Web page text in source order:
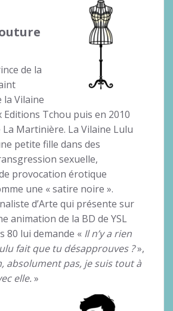
de la
Vilaine
Tchou puis en 2010
La Martinière. La Vilaine Lulu
petite fille dans des
sexuelle,
provocation érotique
une « satire noire ».
d’Arte qui présente sur
animation de la BD de YSL
80 lui demande « Il n’y a rien
fait que tu désapprouves ?»,
absolument pas, je suis tout à
elle. »